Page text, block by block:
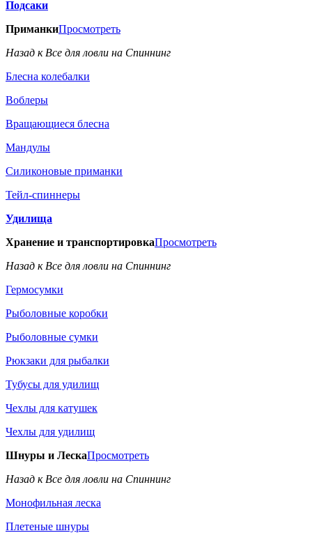
Подсаки
ПриманкиПросмотреть
Назад к Все для ловли на Спиннинг
Блесна колебалки
Воблеры
Вращающиеся блесна
Мандулы
Силиконовые приманки
Тейл-спиннеры
Удилища
Хранение и транспортировкаПросмотреть
Назад к Все для ловли на Спиннинг
Гермосумки
Рыболовные коробки
Рыболовные сумки
Рюкзаки для рыбалки
Тубусы для удилищ
Чехлы для катушек
Чехлы для удилищ
Шнуры и ЛескаПросмотреть
Назад к Все для ловли на Спиннинг
Монофильная леска
Плетеные шнуры